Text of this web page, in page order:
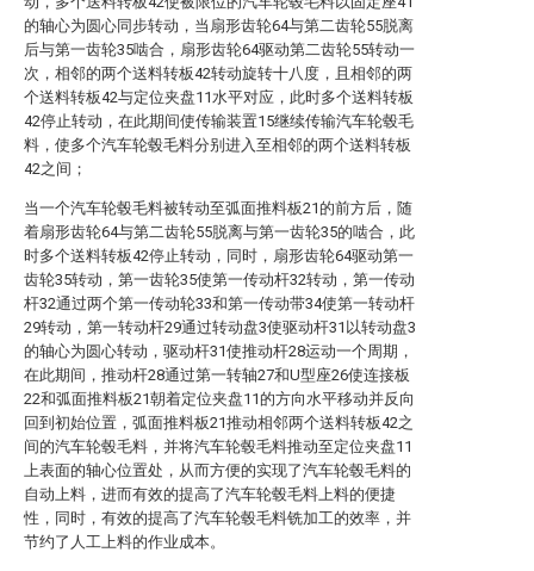
的轴心为圆心同步转动，当扇形齿轮64与第二齿轮55脱离
后与第一齿轮35啮合，扇形齿轮64驱动第二齿轮55转动一
次，相邻的两个送料转板42转动旋转十八度，且相邻的两
个送料转板42与定位夹盘11水平对应，此时多个送料转板
42停止转动，在此期间使传输装置15继续传输汽车轮毂毛
料，使多个汽车轮毂毛料分别进入至相邻的两个送料转板
42之间；
当一个汽车轮毂毛料被转动至弧面推料板21的前方后，随
着扇形齿轮64与第二齿轮55脱离与第一齿轮35的啮合，此
时多个送料转板42停止转动，同时，扇形齿轮64驱动第一
齿轮35转动，第一齿轮35使第一传动杆32转动，第一传动
杆32通过两个第一传动轮33和第一传动带34使第一转动杆
29转动，第一转动杆29通过转动盘3使驱动杆31以转动盘3
的轴心为圆心转动，驱动杆31使推动杆28运动一个周期，
在此期间，推动杆28通过第一转轴27和U型座26使连接板
22和弧面推料板21朝着定位夹盘11的方向水平移动并反向
回到初始位置，弧面推料板21推动相邻两个送料转板42之
间的汽车轮毂毛料，并将汽车轮毂毛料推动至定位夹盘11
上表面的轴心位置处，从而方便的实现了汽车轮毂毛料的
自动上料，进而有效的提高了汽车轮毂毛料上料的便捷
性，同时，有效的提高了汽车轮毂毛料铣加工的效率，并
节约了人工上料的作业成本。